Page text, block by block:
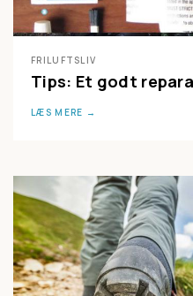
FRILUFTSLIV
Tips: Et godt
LÆS MERE